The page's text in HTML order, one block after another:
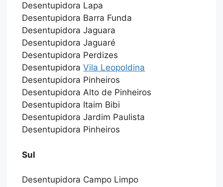
Desentupidora Lapa
Desentupidora Barra Funda
Desentupidora Jaguara
Desentupidora Jaguaré
Desentupidora Perdizes
DesentupidoraVila Leopoldina
Desentupidora Pinheiros
Desentupidora Alto de Pinheiros
Desentupidora Itaim Bibi
Desentupidora Jardim Paulista
Desentupidora Pinheiros
Sul
Desentupidora Campo Limpo